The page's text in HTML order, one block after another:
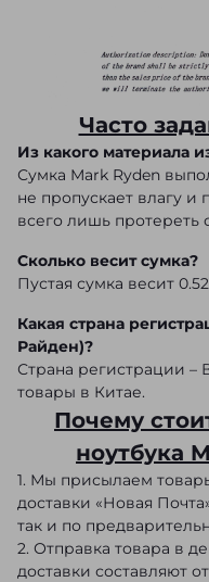
Часто
Из какого материала
Сумка Mark Ryden
не пропускает влагу и
всего лишь протереть
Сколько весит сумка?
Пустая сумка весит 0.52
Какая страна
Райден)?
Страна регистрации –
товары в Китае.
Почему
ноутбука
1. Мы присылаем
доставки «Новая
так и по
2. Отправка товара в
доставки составляют